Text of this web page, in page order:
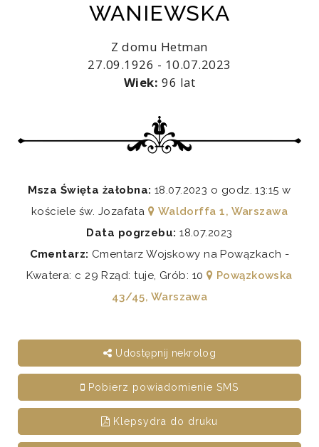
WANIEWSKA
Z domu Hetman
27.09.1926 - 10.07.2023
Wiek: 96 lat
Msza Święta żałobna: 18.07.2023 o godz. 13:15 w
kościele św. Jozafata
Waldorffa 1, Warszawa
Data pogrzebu: 18.07.2023
Cmentarz: Cmentarz Wojskowy na Powązkach -
Kwatera: c 29 Rząd: tuje, Grób: 10
Powązkowska
43/45, Warszawa
Udostępnij nekrolog
Pobierz powiadomienie SMS
Klepsydra do druku